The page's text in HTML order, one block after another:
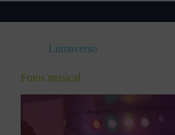
Lumaverso
Fotos musical